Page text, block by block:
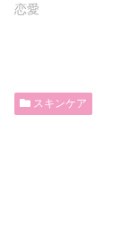
恋愛
スキンケア